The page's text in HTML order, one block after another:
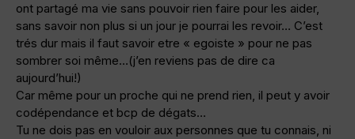
ont partagé ma vie sans pouvoir rien faire pour les aider,
sans savoir non plus si un jour je pourrai les revoir… C’est
trés dur mais il faut savoir etre « egoiste » pour ne pas
sombrer soi même…(j’en reviens pas de dire ca
aujourd’hui!)
Car même pour un proche qui ne prend rien, il peut y avoir
codépendance et bcp de dégats…
Tu ne dois pas en vouloir aux personnes que tu connais, ni